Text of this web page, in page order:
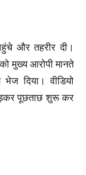
और तहरीर दी।
मुख्य आरोपी मानते
भेज दिया। वीडियो
पूछताछ शुरू कर